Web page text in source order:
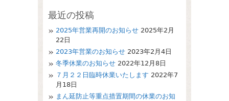
最近の投稿
2025年営業再開のお知らせ 2025年2月
22日
2023年営業のお知らせ 2023年2月4日
冬季休業のお知らせ 2022年12月8日
７月２２日臨時休業いたします 2022年7
月18日
まん延防止等重点措置期間の休業のお知